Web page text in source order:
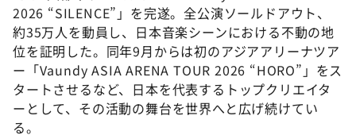
2026 “SILENCE”」を完遂。全公演ソールドアウト、
約35万人を動員し、日本音楽シーンにおける不動の地
位を証明した。同年9月からは初のアジアアリーナツア
ー「Vaundy ASIA ARENA TOUR 2026 “HORO”」をス
タートさせるなど、日本を代表するトップクリエイタ
ーとして、その活動の舞台を世界へと広げ続けてい
る。